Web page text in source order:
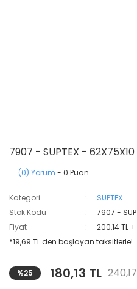
7907 - SUPTEX - 62X75X10
(0) Yorum - 0 Puan
Kategori
SUPTEX
Stok Kodu
7907 -
Fiyat
200,14 TL +
*19,69 TL den başlayan taksitlerle!
%25 180,13 TL